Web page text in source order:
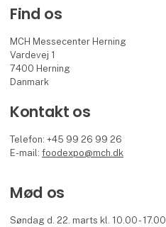
Find os
MCH Messecenter Herning
Vardevej 1
7400 Herning
Danmark
Kontakt os
Telefon: +45 99 26 99 26
E-mail:foodexpo@mch.dk
Mød os
Søndag d. 22. marts kl. 10.00 - 17.00